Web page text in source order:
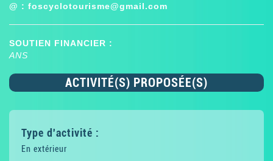
@ : foscyclotourisme@gmail.com
SOUTIEN FINANCIER :
ANS
ACTIVITÉ(S) PROPOSÉE(S)
Type d'activité :
En extérieur